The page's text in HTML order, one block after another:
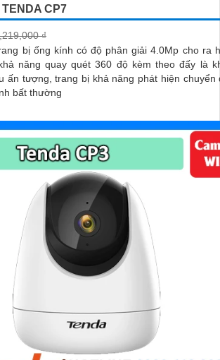
CP7
₫
bị ống kính có độ phân giải 4.0Mp cho ra
năng quay quét 360 độ kèm theo đấy là
ấn tượng, trang bị khả năng phát hiện chuyển
bất thường